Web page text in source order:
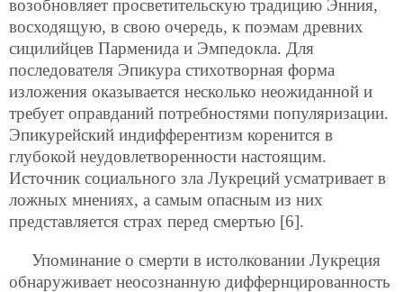
возобновляет просветительскую традицию Энния,
восходящую, в свою очередь, к поэмам древних
сицилийцев Парменида и Эмпедокла. Для
последователя Эпикура стихотворная форма
изложения оказывается несколько неожиданной и
требует оправданий потребностями популяризации.
Эпикурейский индифферентизм коренится в
глубокой неудовлетворенности настоящим.
Источник социального зла Лукреций усматривает в
ложных мнениях, а самым опасным из них
представляется страх перед смертью [6].
Упоминание о смерти в истолковании Лукреция
обнаруживает неосознанную диффернцированность